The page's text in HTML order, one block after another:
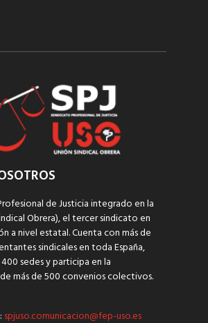
de Justicia integrado en la
Obrera), el tercer sindicato en
a nivel estatal. Cuenta con más de
sindicales en toda España,
sedes y participa en la
más de 500 convenios colectivos.
spjuso.comunicacion@fep-uso.es